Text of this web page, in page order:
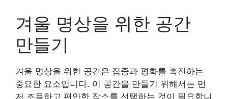
겨울 명상을 위한 공간
만들기
겨울 명상을 위한 공간은 집중과 평화를 촉진하는
중요한 요소입니다. 이 공간을 만들기 위해서는 먼
저 조용하고 편안한 장소를 선택하는 것이 필요합니